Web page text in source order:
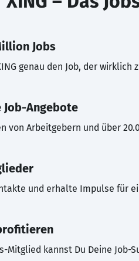
Jobs
genau den Job, der wirklich
Job-Angebote
von Arbeitgebern und über
und erhalte Impulse für
Mitglied kannst Du Deine Job-